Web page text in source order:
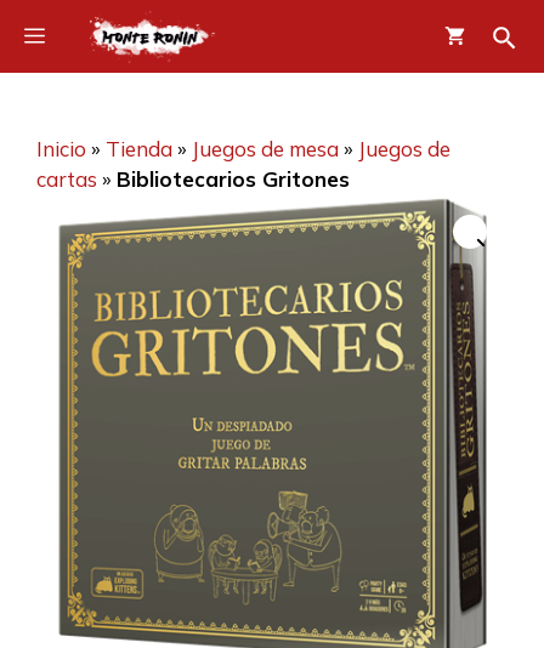
contenido
Menú
Inicio » Tienda» Juegos de mesa» Juegos de
cartas » Bibliotecarios Gritones